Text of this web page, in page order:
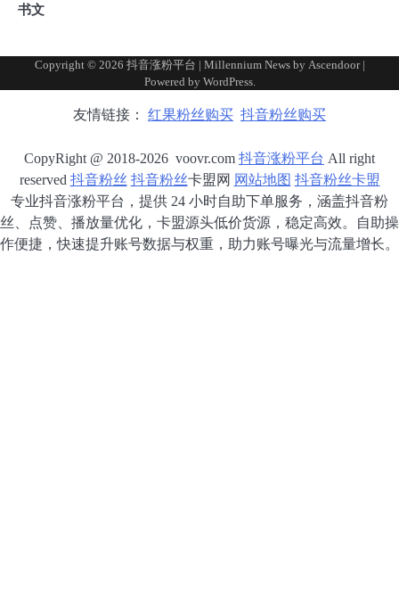
书文
Copyright © 2026 抖音涨粉平台 | Millennium News by Ascendoor|
Powered by WordPress.
友情链接： 红果粉丝购买 抖音粉丝购买
CopyRight @ 2018-2026 voovr.com 抖音涨粉平台 All right
reserved 抖音粉丝 抖音粉丝卡盟网 网站地图 抖音粉丝卡盟
专业抖音涨粉平台，提供 24 小时自助下单服务，涵盖抖音粉
丝、点赞、播放量优化，卡盟源头低价货源，稳定高效。自助操
作便捷，快速提升账号数据与权重，助力账号曝光与流量增长。